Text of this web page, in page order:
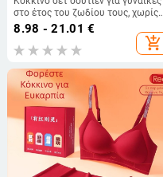
στο έτος του ζωδίου τους, χωρίς
μεταλλικά στοιχεία, cups σε σχήμα
εσώρουχο
8.98 - 21.01 €
add_shopping_cart